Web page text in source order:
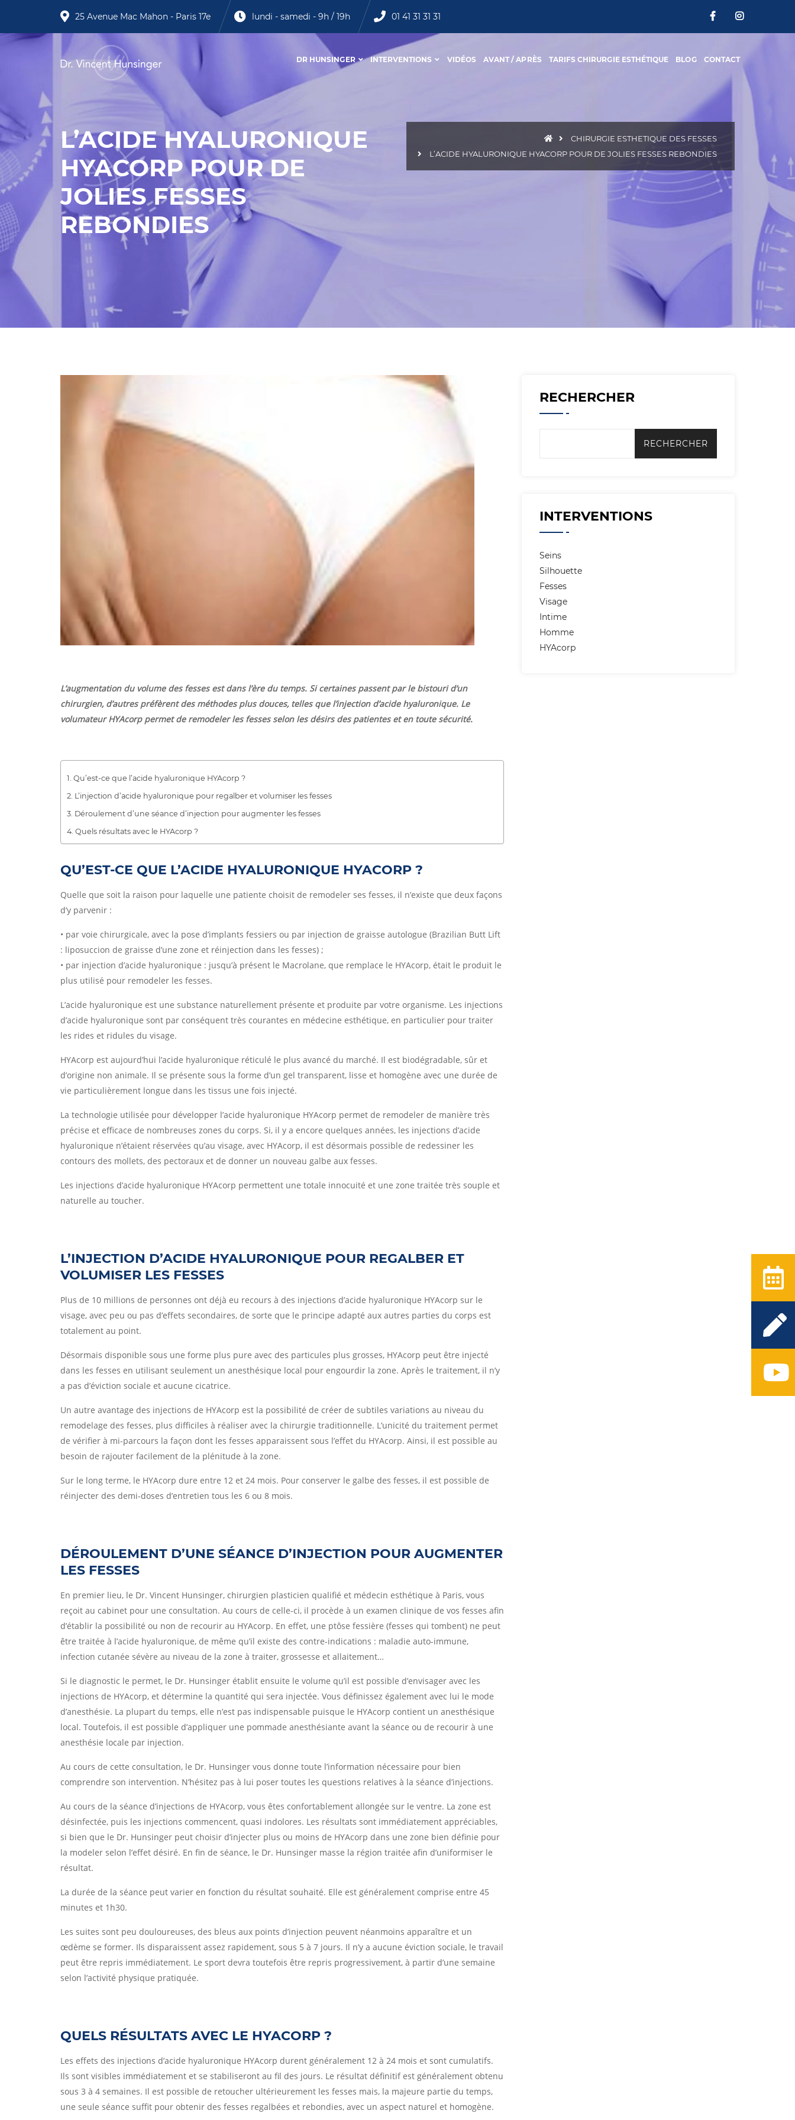
25 Avenue Mac Mahon - Paris 17e lundi - samedi - 9h / 19h 01 41 31 31 31
DR HUNSINGER INTERVENTIONS VIDÉOS AVANT / APRÈS TARIFS CHIRURGIE ESTHÉTIQUE BLOG CONTACT
L’ACIDE HYALURONIQUE
HYACORP POUR DE
JOLIES FESSES
REBONDIES
CHIRURGIE ESTHETIQUE DES FESSES
L’ACIDE HYALURONIQUE HYACORP POUR DE JOLIES FESSES REBONDIES
L’augmentation du volume des fesses est dans l’ère du temps. Si certaines passent par le bistouri d’un
chirurgien, d’autres préfèrent des méthodes plus douces, telles que l’injection d’acide hyaluronique. Le
volumateur HYAcorp permet de remodeler les fesses selon les désirs des patientes et en toute sécurité.
Qu’est-ce que l’acide hyaluronique HYAcorp ?
L’injection d’acide hyaluronique pour regalber et volumiser les fesses
Déroulement d’une séance d’injection pour augmenter les fesses
Quels résultats avec le HYAcorp ?
QU’EST-CE QUE L’ACIDE HYALURONIQUE HYACORP ?
Quelle que soit la raison pour laquelle une patiente choisit de remodeler ses fesses, il n’existe que deux façons
d’y parvenir :
• par voie chirurgicale, avec la pose d’implants fessiers ou par injection de graisse autologue (Brazilian Butt Lift
: liposuccion de graisse d’une zone et réinjection dans les fesses) ;
• par injection d’acide hyaluronique : jusqu’à présent le Macrolane, que remplace le HYAcorp, était le produit le
plus utilisé pour remodeler les fesses.
L’acide hyaluronique est une substance naturellement présente et produite par votre organisme. Les injections
d’acide hyaluronique sont par conséquent très courantes en médecine esthétique, en particulier pour traiter
les rides et ridules du visage.
HYAcorp est aujourd’hui l’acide hyaluronique réticulé le plus avancé du marché. Il est biodégradable, sûr et
d’origine non animale. Il se présente sous la forme d’un gel transparent, lisse et homogène avec une durée de
vie particulièrement longue dans les tissus une fois injecté.
La technologie utilisée pour développer l’acide hyaluronique HYAcorp permet de remodeler de manière très
précise et efficace de nombreuses zones du corps. Si, il y a encore quelques années, les injections d’acide
hyaluronique n’étaient réservées qu’au visage, avec HYAcorp, il est désormais possible de redessiner les
contours des mollets, des pectoraux et de donner un nouveau galbe aux fesses.
Les injections d’acide hyaluronique HYAcorp permettent une totale innocuité et une zone traitée très souple et
naturelle au toucher.
L’INJECTION D’ACIDE HYALURONIQUE POUR REGALBER ET
VOLUMISER LES FESSES
Plus de 10 millions de personnes ont déjà eu recours à des injections d’acide hyaluronique HYAcorp sur le
visage, avec peu ou pas d’effets secondaires, de sorte que le principe adapté aux autres parties du corps est
totalement au point.
Désormais disponible sous une forme plus pure avec des particules plus grosses, HYAcorp peut être injecté
dans les fesses en utilisant seulement un anesthésique local pour engourdir la zone. Après le traitement, il n’y
a pas d’éviction sociale et aucune cicatrice.
Un autre avantage des injections de HYAcorp est la possibilité de créer de subtiles variations au niveau du
remodelage des fesses, plus difficiles à réaliser avec la chirurgie traditionnelle. L’unicité du traitement permet
de vérifier à mi-parcours la façon dont les fesses apparaissent sous l’effet du HYAcorp. Ainsi, il est possible au
besoin de rajouter facilement de la plénitude à la zone.
Sur le long terme, le HYAcorp dure entre 12 et 24 mois. Pour conserver le galbe des fesses, il est possible de
réinjecter des demi-doses d’entretien tous les 6 ou 8 mois.
DÉROULEMENT D’UNE SÉANCE D’INJECTION POUR AUGMENTER
LES FESSES
En premier lieu, le Dr. Vincent Hunsinger, chirurgien plasticien qualifié et médecin esthétique à Paris, vous
reçoit au cabinet pour une consultation. Au cours de celle-ci, il procède à un examen clinique de vos fesses afin
d’établir la possibilité ou non de recourir au HYAcorp. En effet, une ptôse fessière (fesses qui tombent) ne peut
être traitée à l’acide hyaluronique, de même qu’il existe des contre-indications : maladie auto-immune,
infection cutanée sévère au niveau de la zone à traiter, grossesse et allaitement…
Si le diagnostic le permet, le Dr. Hunsinger établit ensuite le volume qu’il est possible d’envisager avec les
injections de HYAcorp, et détermine la quantité qui sera injectée. Vous définissez également avec lui le mode
d’anesthésie. La plupart du temps, elle n’est pas indispensable puisque le HYAcorp contient un anesthésique
local. Toutefois, il est possible d’appliquer une pommade anesthésiante avant la séance ou de recourir à une
anesthésie locale par injection.
Au cours de cette consultation, le Dr. Hunsinger vous donne toute l’information nécessaire pour bien
comprendre son intervention. N’hésitez pas à lui poser toutes les questions relatives à la séance d’injections.
Au cours de la séance d’injections de HYAcorp, vous êtes confortablement allongée sur le ventre. La zone est
désinfectée, puis les injections commencent, quasi indolores. Les résultats sont immédiatement appréciables,
si bien que le Dr. Hunsinger peut choisir d’injecter plus ou moins de HYAcorp dans une zone bien définie pour
la modeler selon l’effet désiré. En fin de séance, le Dr. Hunsinger masse la région traitée afin d’uniformiser le
résultat.
La durée de la séance peut varier en fonction du résultat souhaité. Elle est généralement comprise entre 45
minutes et 1h30.
Les suites sont peu douloureuses, des bleus aux points d’injection peuvent néanmoins apparaître et un
œdème se former. Ils disparaissent assez rapidement, sous 5 à 7 jours. Il n’y a aucune éviction sociale, le travail
peut être repris immédiatement. Le sport devra toutefois être repris progressivement, à partir d’une semaine
selon l’activité physique pratiquée.
QUELS RÉSULTATS AVEC LE HYACORP ?
Les effets des injections d’acide hyaluronique HYAcorp durent généralement 12 à 24 mois et sont cumulatifs.
Ils sont visibles immédiatement et se stabiliseront au fil des jours. Le résultat définitif est généralement obtenu
sous 3 à 4 semaines. Il est possible de retoucher ultérieurement les fesses mais, la majeure partie du temps,
une seule séance suffit pour obtenir des fesses regalbées et rebondies, avec un aspect naturel et homogène.
RECHERCHER
INTERVENTIONS
Seins
Silhouette
Fesses
Visage
Intime
Homme
HYAcorp